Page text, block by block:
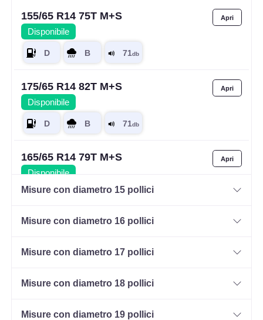
155/65 R14 75T M+S
Disponibile
175/65 R14 82T M+S
Disponibile
165/65 R14 79T M+S
Disponibile
185/60 R14 82H M+S
Disponibile
Misure con diametro 15 pollici
Misure con diametro 16 pollici
Misure con diametro 17 pollici
Misure con diametro 18 pollici
Misure con diametro 19 pollici